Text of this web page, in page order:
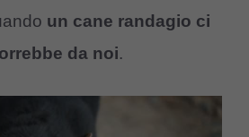
un cane randagio ci
da noi.